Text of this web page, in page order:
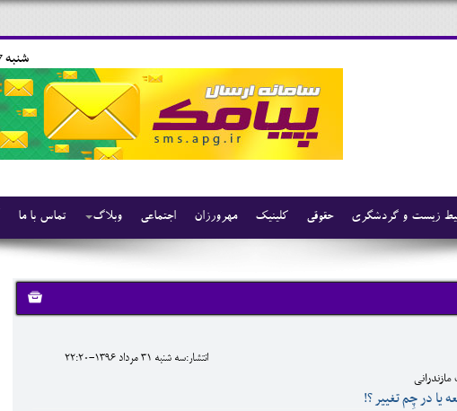
شنبه 17 مرداد 1405-15:35-
تماس با ما وبلاگ اجتماعی مهرورزان کلینیک حقوقی زیست و گردشگری
انتشار:سه شنبه 31 مرداد 1396-22:20
یا در چِم تغییر ؟!